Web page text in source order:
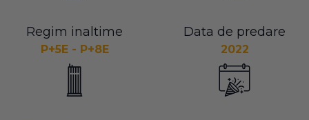
Regim inaltime
P+5E - P+8E
Data de predare
2022